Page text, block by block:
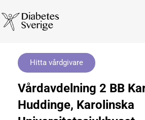
Hitta vårdgivare
Vårdavdelning 2 BB
Huddinge, Karolinska